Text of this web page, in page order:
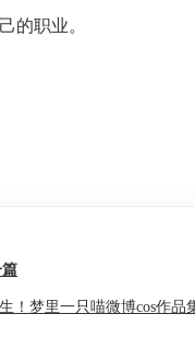
的职业。
！梦里一只喵微博cos作品